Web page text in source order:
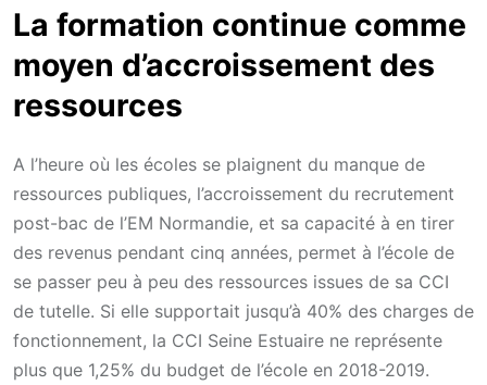
La formation continue comme
moyen d’accroissement des
ressources
A l’heure où les écoles se plaignent du manque de
ressources publiques, l’accroissement du recrutement
post-bac de l’EM Normandie, et sa capacité à en tirer
des revenus pendant cinq années, permet à l’école de
se passer peu à peu des ressources issues de sa CCI
de tutelle. Si elle supportait jusqu’à 40% des charges de
fonctionnement, la CCI Seine Estuaire ne représente
plus que 1,25% du budget de l’école en 2018-2019.